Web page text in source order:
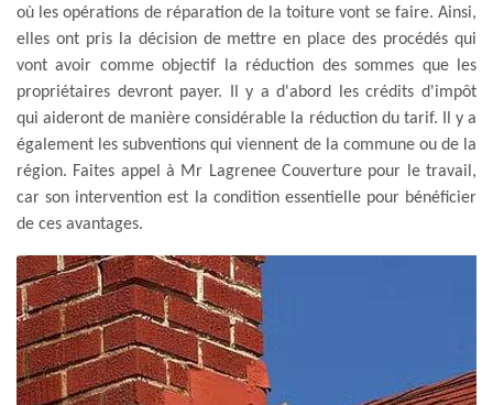
où les opérations de réparation de la toiture vont se faire. Ainsi,
elles ont pris la décision de mettre en place des procédés qui
vont avoir comme objectif la réduction des sommes que les
propriétaires devront payer. Il y a d'abord les crédits d'impôt
qui aideront de manière considérable la réduction du tarif. Il y a
également les subventions qui viennent de la commune ou de la
région. Faites appel à Mr Lagrenee Couverture pour le travail,
car son intervention est la condition essentielle pour bénéficier
de ces avantages.